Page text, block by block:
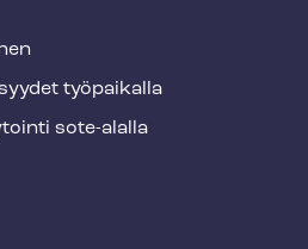
työpaikalla
sote-alalla